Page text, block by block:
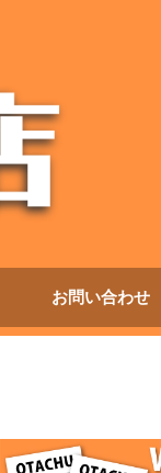
お問い合わせ